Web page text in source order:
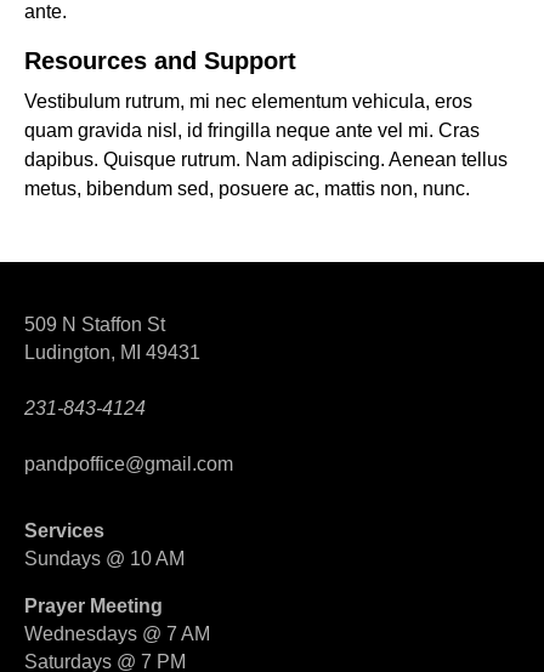
ante.
Resources and Support
Vestibulum rutrum, mi nec elementum vehicula, eros
quam gravida nisl, id fringilla neque ante vel mi. Cras
dapibus. Quisque rutrum. Nam adipiscing. Aenean tellus
metus, bibendum sed, posuere ac, mattis non, nunc.
509 N Staffon St
Ludington, MI 49431
231-843-4124
pandpoffice@gmail.com
Services
Sundays @ 10 AM
Prayer Meeting
Wednesdays @ 7 AM
Saturdays @ 7 PM